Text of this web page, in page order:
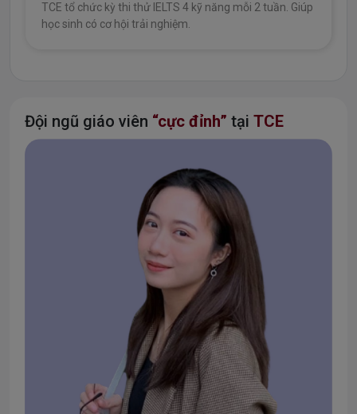
TCE tổ chức kỳ thi thử IELTS 4 kỹ năng mỗi 2 tuần. Giúp
học sinh có cơ hội trải nghiệm.
Đội ngũ giáo viên “cực đỉnh” tại TCE